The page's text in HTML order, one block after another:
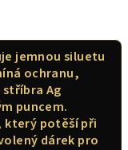
jemnou siluetu
ochranu,
Ag
puncem.
který potěší při
dárek pro